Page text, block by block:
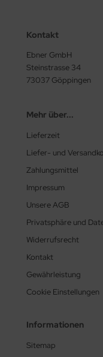
Kontakt
Ebner GmbH
Steinstrasse 34
73037 Göppingen
Mehr über...
Lieferzeit
Liefer- und
Zahlungsmittel
Impressum
Unsere AGB
Privatsphäre und
Widerrufsrecht
Kontakt
Gewährleistung
Cookie Einstellungen
Informationen
Sitemap